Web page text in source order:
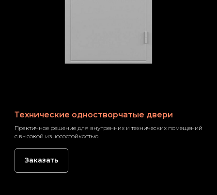
Технические одностворчатые двери
Практичное решение для внутренних и технических помещений
с высокой износостойкостью.
Заказать